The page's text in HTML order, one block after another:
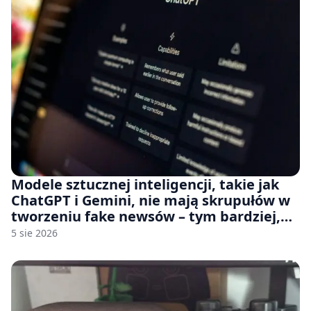
Modele sztucznej inteligencji, takie jak
ChatGPT i Gemini, nie mają skrupułów w
tworzeniu fake newsów – tym bardziej,
jeśli rozmawiasz z nimi po polsku
5 sie 2026